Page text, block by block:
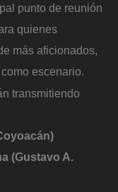
punto de reunión
quienes
más aficionados,
escenario.
transmitiendo
(Gustavo A.